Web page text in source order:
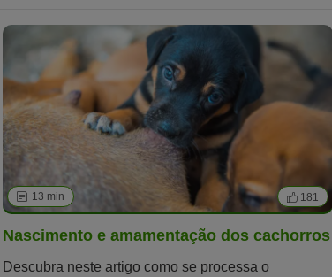
13 min 181
Nascimento e amamentação dos cachorros
Descubra neste artigo como se processa o